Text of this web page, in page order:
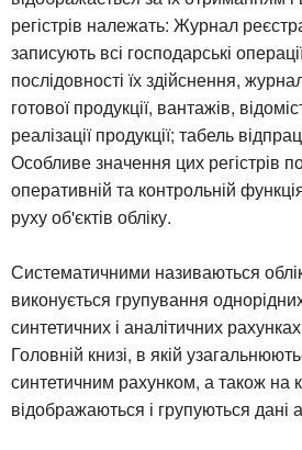
регістрів належать: Журнал
записують всі господарські
послідовності їх здійснення,
готової продукції, вантажів,
реалізації продукції; табель
Особливе значення цих регістрів
оперативній та контрольній
руху об'єктів обліку.
Систематичними називаються
виконується групування
синтетичних і аналітичних
Головній книзі, в якій
синтетичним рахунком, а також на
відображаються і групуються дані